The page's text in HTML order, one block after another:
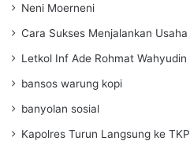
Neni Moerneni
Cara Sukses Menjalankan Usaha
Letkol Inf Ade Rohmat Wahyudin
bansos warung kopi
banyolan sosial
Kapolres Turun Langsung ke TKP